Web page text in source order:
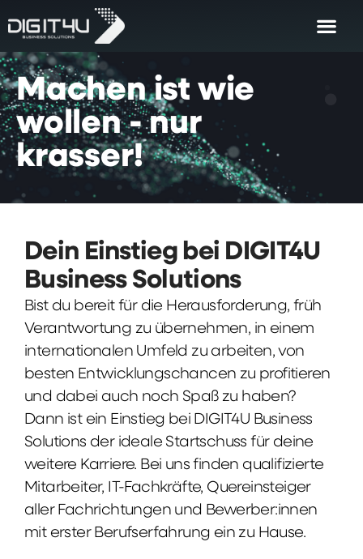
Machen ist wie
wollen - nur
krasser!
Dein Einstieg bei DIGIT4U
Business Solutions
Bist du bereit für die Herausforderung, früh
Verantwortung zu übernehmen, in einem
internationalen Umfeld zu arbeiten, von
besten Entwicklungschancen zu profitieren
und dabei auch noch Spaß zu haben?
Dann ist ein Einstieg bei DIGIT4U Business
Solutions der ideale Startschuss für deine
weitere Karriere. Bei uns finden qualifizierte
Mitarbeiter, IT-Fachkräfte, Quereinsteiger
aller Fachrichtungen und Bewerber:innen
mit erster Berufserfahrung ein zu Hause.